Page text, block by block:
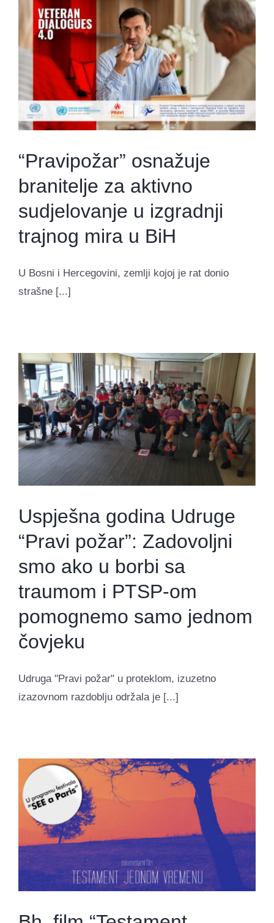
“Pravipožar” osnažuje
branitelje za aktivno
sudjelovanje u izgradnji
trajnog mira u BiH
U Bosni i Hercegovini, zemlji kojoj je rat donio
strašne [...]
Uspješna godina Udruge
“Pravi požar”: Zadovoljni
smo ako u borbi sa
traumom i PTSP-om
pomognemo samo jednom
čovjeku
Udruga "Pravi požar" u proteklom, izuzetno
izazovnom razdoblju održala je [...]